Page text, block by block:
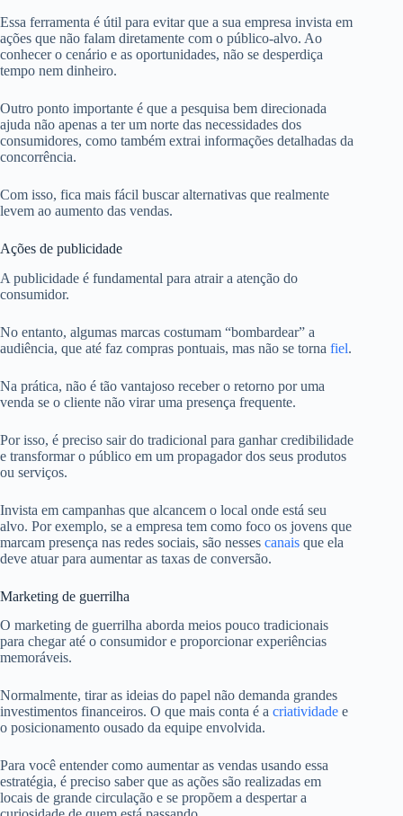
Essa ferramenta é útil para evitar que a sua empresa invista em
ações que não falam diretamente com o público-alvo. Ao
conhecer o cenário e as oportunidades, não se desperdiça
tempo nem dinheiro.
Outro ponto importante é que a pesquisa bem direcionada
ajuda não apenas a ter um norte das necessidades dos
consumidores, como também extrai informações detalhadas da
concorrência.
Com isso, fica mais fácil buscar alternativas que realmente
levem ao aumento das vendas.
Ações de publicidade
A publicidade é fundamental para atrair a atenção do
consumidor.
No entanto, algumas marcas costumam “bombardear” a
audiência, que até faz compras pontuais, mas não se torna fiel.
Na prática, não é tão vantajoso receber o retorno por uma
venda se o cliente não virar uma presença frequente.
Por isso, é preciso sair do tradicional para ganhar credibilidade
e transformar o público em um propagador dos seus produtos
ou serviços.
Invista em campanhas que alcancem o local onde está seu
alvo. Por exemplo, se a empresa tem como foco os jovens que
marcam presença nas redes sociais, são nesses canais que ela
deve atuar para aumentar as taxas de conversão.
Marketing de guerrilha
O marketing de guerrilha aborda meios pouco tradicionais
para chegar até o consumidor e proporcionar experiências
memoráveis.
Normalmente, tirar as ideias do papel não demanda grandes
investimentos financeiros. O que mais conta é a criatividade e
o posicionamento ousado da equipe envolvida.
Para você entender como aumentar as vendas usando essa
estratégia, é preciso saber que as ações são realizadas em
locais de grande circulação e se propõem a despertar a